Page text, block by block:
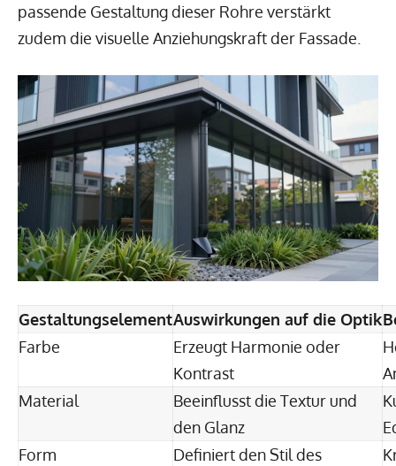
passende Gestaltung dieser Rohre verstärkt
zudem die visuelle Anziehungskraft der Fassade.
GestaltungselementAuswirkungen auf die Optik
Farbe
Erzeugt Harmonie oder
Kontrast
Material
Beeinflusst die Textur und
den Glanz
Form
Definiert den Stil des